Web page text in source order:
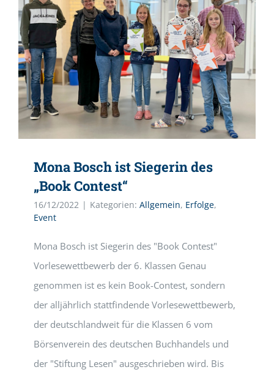
Mona Bosch ist Siegerin des
„Book Contest“
16/12/2022 | Kategorien: Allgemein, Erfolge,
Event
Mona Bosch ist Siegerin des "Book Contest"
Vorlesewettbewerb der 6. Klassen Genau
genommen ist es kein Book-Contest, sondern
der alljährlich stattfindende Vorlesewettbewerb,
der deutschlandweit für die Klassen 6 vom
Börsenverein des deutschen Buchhandels und
der "Stiftung Lesen" ausgeschrieben wird. Bis